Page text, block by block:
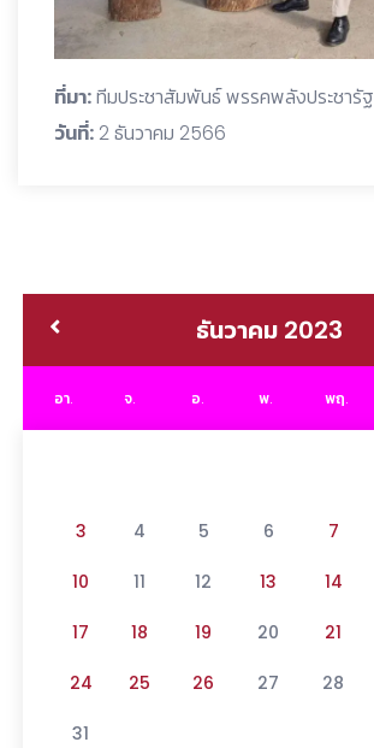
ที่มา:ทีมประชาสัมพันธ์ พรรคพลังประชารัฐ
วันที่: 2 ธันวาคม 2566
ธันวาคม 2023
อา. จ. อ. พ. พฤ.
3 4 5 6 7
10 11 12 13 14
17 18 19 20 21
24 25 26 27 28
31